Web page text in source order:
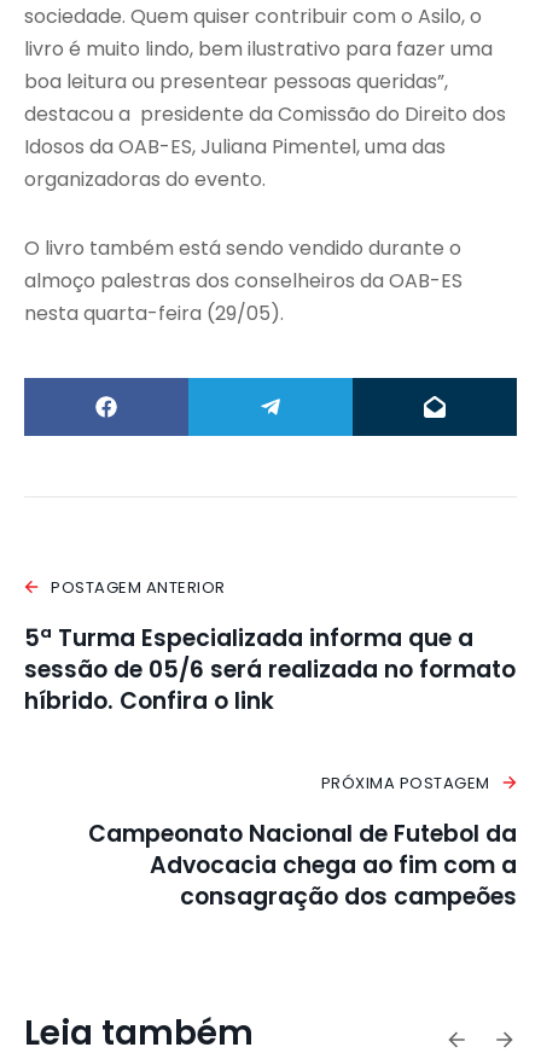
sociedade. Quem quiser contribuir com o Asilo, o
livro é muito lindo, bem ilustrativo para fazer uma
boa leitura ou presentear pessoas queridas”,
destacou a presidente da Comissão do Direito dos
Idosos da OAB-ES, Juliana Pimentel, uma das
organizadoras do evento.
O livro também está sendo vendido durante o
almoço palestras dos conselheiros da OAB-ES
nesta quarta-feira (29/05).
POSTAGEM ANTERIOR
5ª Turma Especializada informa que a
sessão de 05/6 será realizada no formato
híbrido. Confira o link
PRÓXIMA POSTAGEM
Campeonato Nacional de Futebol da
Advocacia chega ao fim com a
consagração dos campeões
Leia também